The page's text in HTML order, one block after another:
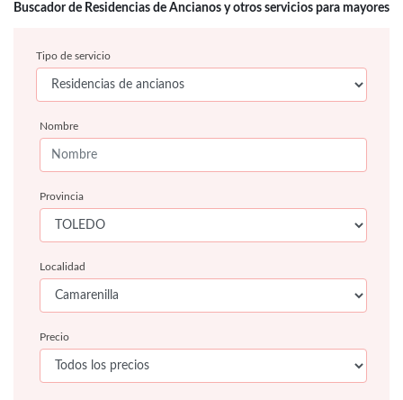
Buscador de Residencias de Ancianos y otros servicios para mayores
Tipo de servicio
Nombre
Provincia
Localidad
Precio